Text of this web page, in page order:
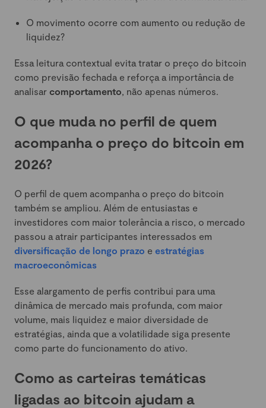
O movimento ocorre com aumento ou redução de
liquidez?
Essa leitura contextual evita tratar o preço do bitcoin
como previsão fechada e reforça a importância de
analisar comportamento, não apenas números.
O que muda no perfil de quem
acompanha o preço do bitcoin em
2026?
O perfil de quem acompanha o preço do bitcoin
também se ampliou. Além de entusiastas e
investidores com maior tolerância a risco, o mercado
passou a atrair participantes interessados em
diversificação de longo prazo e estratégias
macroeconômicas
Esse alargamento de perfis contribui para uma
dinâmica de mercado mais profunda, com maior
volume, mais liquidez e maior diversidade de
estratégias, ainda que a volatilidade siga presente
como parte do funcionamento do ativo.
Como as carteiras temáticas
ligadas ao bitcoin ajudam a